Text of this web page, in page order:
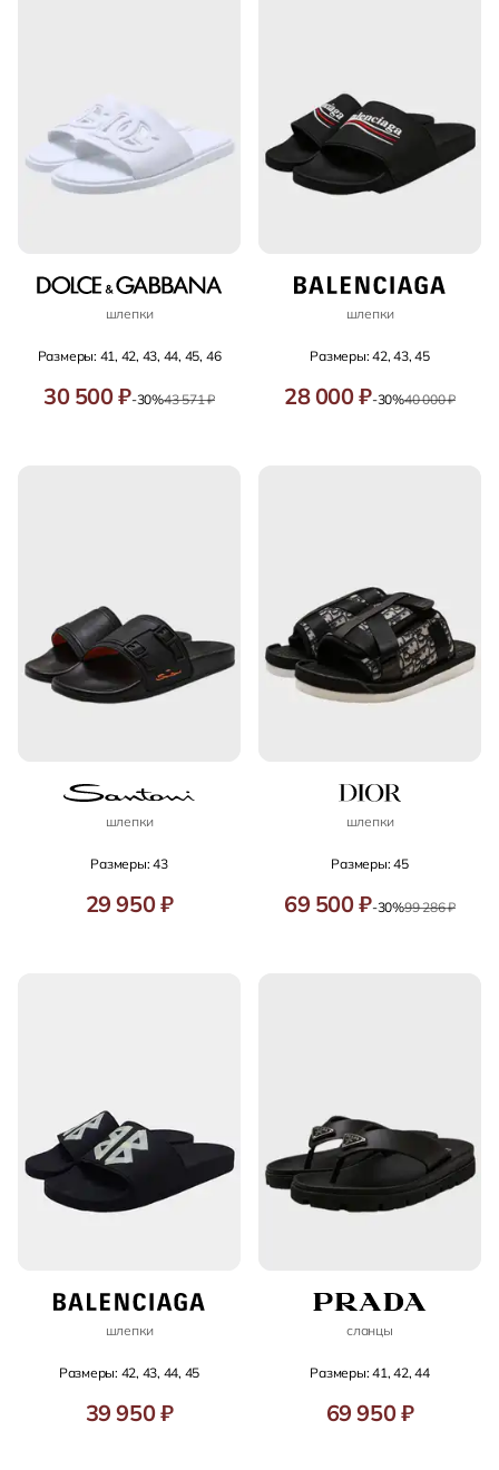
шлепки
Размеры: 41, 42, 43, 44, 45, 46
30 500 ₽-30%43 571 ₽
шлепки
Размеры: 42, 43, 45
28 000 ₽-30%40 000 ₽
шлепки
Размеры: 43
29 950 ₽
шлепки
Размеры: 45
69 500 ₽-30%99 286 ₽
шлепки
Размеры: 42, 43, 44, 45
39 950 ₽
сланцы
Размеры: 41, 42, 44
69 950 ₽